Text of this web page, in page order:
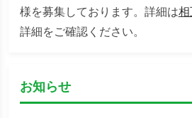
様を募集しております。詳細は
詳細をご確認ください。
お知らせ